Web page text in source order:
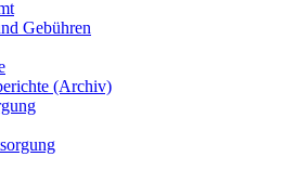
Gebühren
(Archiv)